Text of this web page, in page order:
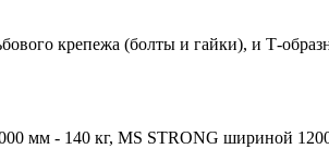
крепежа (болты и гайки), и Т-
мм - 140 кг, MS STRONG шириной